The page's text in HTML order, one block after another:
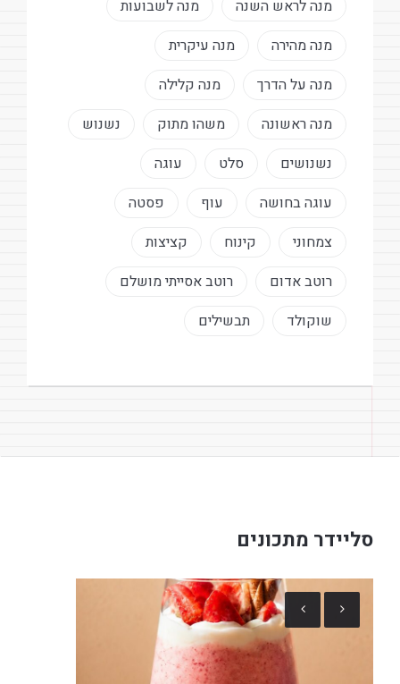
מנה לראש השנה
מנה לשבועות
מנה מהירה
מנה עיקרית
מנה על הדרך
מנה קלילה
מנה ראשונה
משהו מתוק
נשנוש
נשנושים
סלט
עוגה
עוגה בחושה
עוף
פסטה
צמחוני
קינוח
קציצות
רוטב אדום
רוטב אסייתי מושלם
שוקולד
תבשילים
סליידר מתכונים